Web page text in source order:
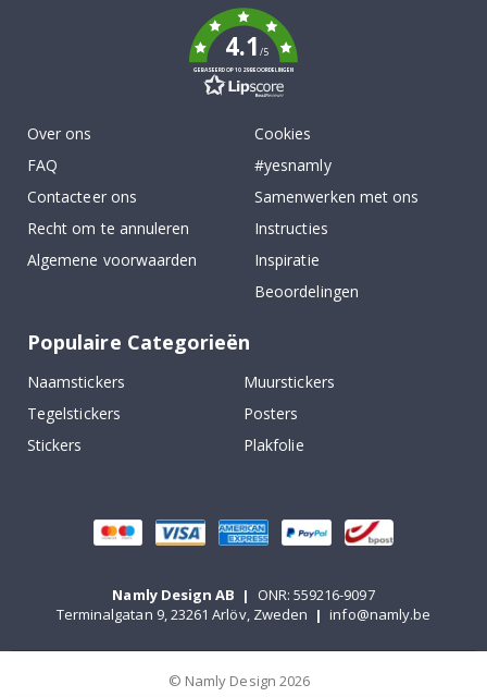
4.1/5
GEBASEERD OP 1029 BEOORDELINGEN
Over ons
FAQ
Contacteer ons
Recht om te annuleren
Algemene voorwaarden
Cookies
#yesnamly
Samenwerken met ons
Instructies
Inspiratie
Beoordelingen
Populaire Categorieën
Naamstickers
Muurstickers
Tegelstickers
Posters
Stickers
Plakfolie
Namly Design AB |
ONR: 559216-9097
Terminalgatan 9, 23261 Arlöv, Zweden | info@namly.be
© Namly Design 2026